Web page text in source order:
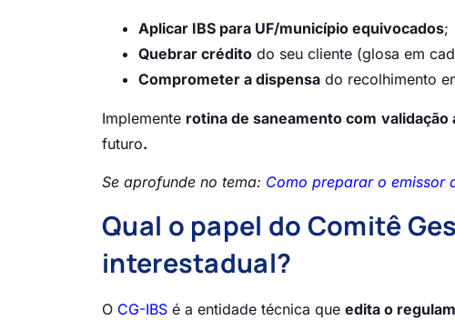
Aplicar IBS para UF/município equivocados;
Quebrar crédito do seu cliente (glosa em
Comprometer a dispensa do recolhimento
Implemente rotina de saneamento com validação
futuro.
Se aprofunde no tema: Como preparar o emissor
Qual o papel do Comitê
interestadual?
O CG-IBS é a entidade técnica que edita o